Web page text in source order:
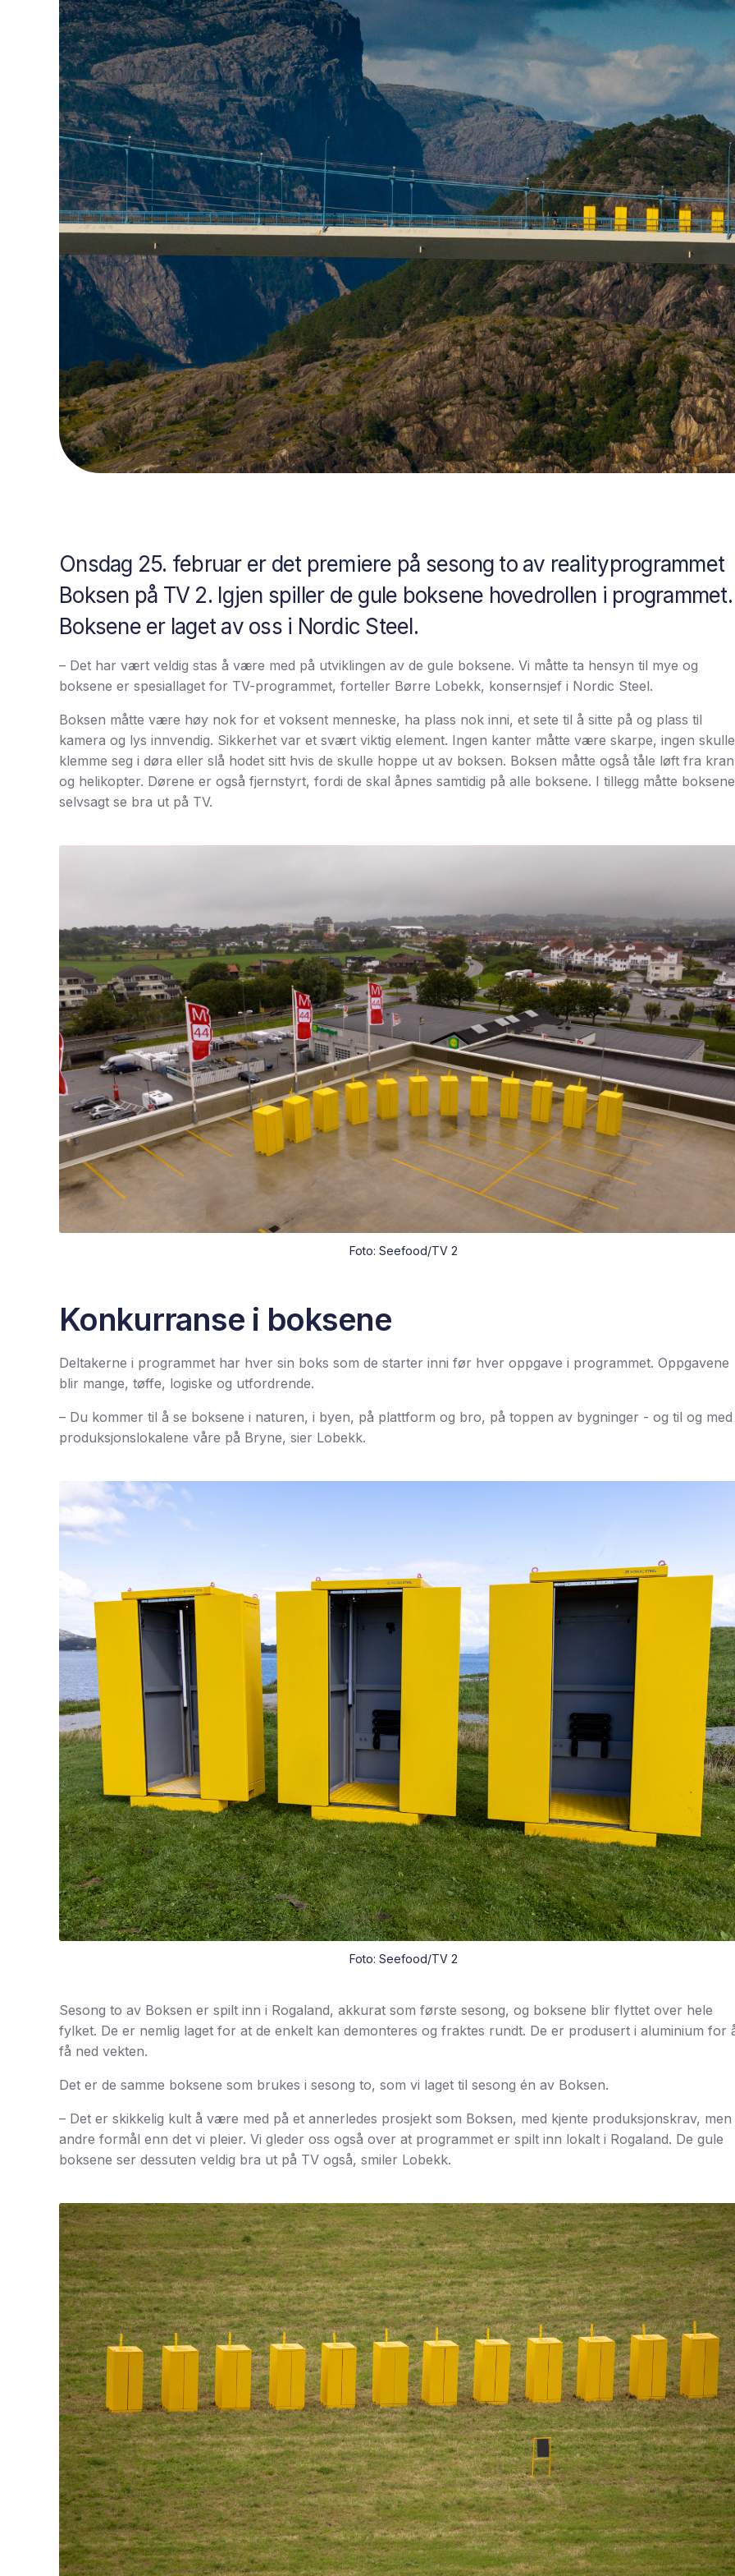
Onsdag 25. februar er det premiere på sesong to av realityprogrammet
Boksen på TV 2. Igjen spiller de gule boksene hovedrollen i programmet.
Boksene er laget av oss i Nordic Steel.
– Det har vært veldig stas å være med på utviklingen av de gule boksene. Vi måtte ta hensyn til mye og
boksene er spesiallaget for TV-programmet, forteller Børre Lobekk, konsernsjef i Nordic Steel.
Boksen måtte være høy nok for et voksent menneske, ha plass nok inni, et sete til å sitte på og plass til
kamera og lys innvendig. Sikkerhet var et svært viktig element. Ingen kanter måtte være skarpe, ingen skulle
klemme seg i døra eller slå hodet sitt hvis de skulle hoppe ut av boksen. Boksen måtte også tåle løft fra kran
og helikopter. Dørene er også fjernstyrt, fordi de skal åpnes samtidig på alle boksene. I tillegg måtte boksene
selvsagt se bra ut på TV.
Foto: Seefood/TV 2
Konkurranse i boksene
Deltakerne i programmet har hver sin boks som de starter inni før hver oppgave i programmet. Oppgavene
blir mange, tøffe, logiske og utfordrende.
– Du kommer til å se boksene i naturen, i byen, på plattform og bro, på toppen av bygninger - og til og med
produksjonslokalene våre på Bryne, sier Lobekk.
Foto: Seefood/TV 2
Sesong to av Boksen er spilt inn i Rogaland, akkurat som første sesong, og boksene blir flyttet over hele
fylket. De er nemlig laget for at de enkelt kan demonteres og fraktes rundt. De er produsert i aluminium for
få ned vekten.
Det er de samme boksene som brukes i sesong to, som vi laget til sesong én av Boksen.
– Det er skikkelig kult å være med på et annerledes prosjekt som Boksen, med kjente produksjonskrav, men
andre formål enn det vi pleier. Vi gleder oss også over at programmet er spilt inn lokalt i Rogaland. De gule
boksene ser dessuten veldig bra ut på TV også, smiler Lobekk.